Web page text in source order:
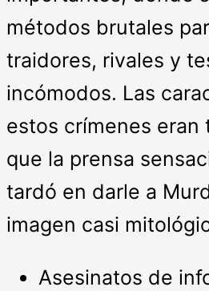
métodos brutales
traidores, rivales y
incómodos. Las
estos crímenes eran
que la prensa
tardó en darle a
imagen casi
Asesinatos de